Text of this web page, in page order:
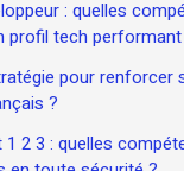
: quelles
profil tech
pour renforcer
?
1 2 3 : quelles